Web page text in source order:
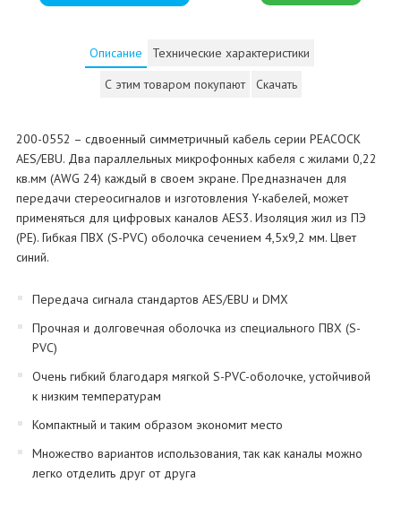
Описание
Технические характеристики
С этим товаром покупают
Скачать
200-0552 – сдвоенный симметричный кабель серии PEACOCK
AES/EBU. Два параллельных микрофонных кабеля с жилами 0,22
кв.мм (AWG 24) каждый в своем экране. Предназначен для
передачи стереосигналов и изготовления Y-кабелей, может
применяться для цифровых каналов AES3. Изоляция жил из ПЭ
(PE). Гибкая ПВХ (S-PVC) оболочка сечением 4,5х9,2 мм. Цвет
синий.
Передача сигнала стандартов AES/EBU и DMX
Прочная и долговечная оболочка из специального ПВХ (S-
PVC)
Очень гибкий благодаря мягкой S-PVC-оболочке, устойчивой
к низким температурам
Компактный и таким образом экономит место
Множество вариантов использования, так как каналы можно
легко отделить друг от друга